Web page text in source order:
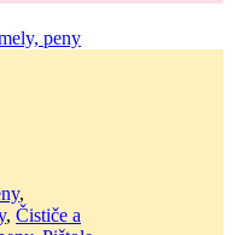
peny
,
, Čističe a